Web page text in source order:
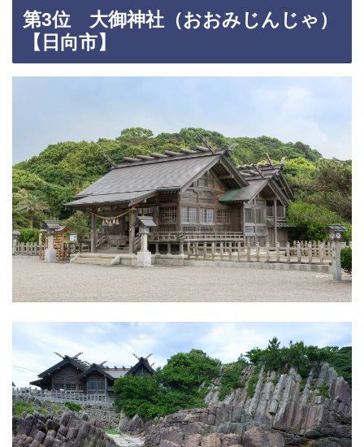
第3位 大御神社（おおみじんじゃ）
【日向市】